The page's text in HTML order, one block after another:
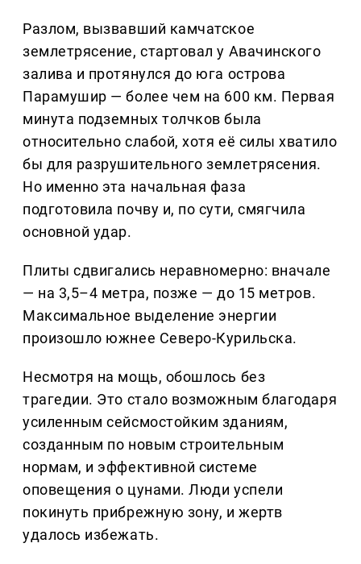
Разлом, вызвавший камчатское
землетрясение, стартовал у Авачинского
залива и протянулся до юга острова
Парамушир — более чем на 600 км. Первая
минута подземных толчков была
относительно слабой, хотя её силы хватило
бы для разрушительного землетрясения.
Но именно эта начальная фаза
подготовила почву и, по сути, смягчила
основной удар.
Плиты сдвигались неравномерно: вначале
— на 3,5–4 метра, позже — до 15 метров.
Максимальное выделение энергии
произошло южнее Северо-Курильска.
Несмотря на мощь, обошлось без
трагедии. Это стало возможным благодаря
усиленным сейсмостойким зданиям,
созданным по новым строительным
нормам, и эффективной системе
оповещения о цунами. Люди успели
покинуть прибрежную зону, и жертв
удалось избежать.